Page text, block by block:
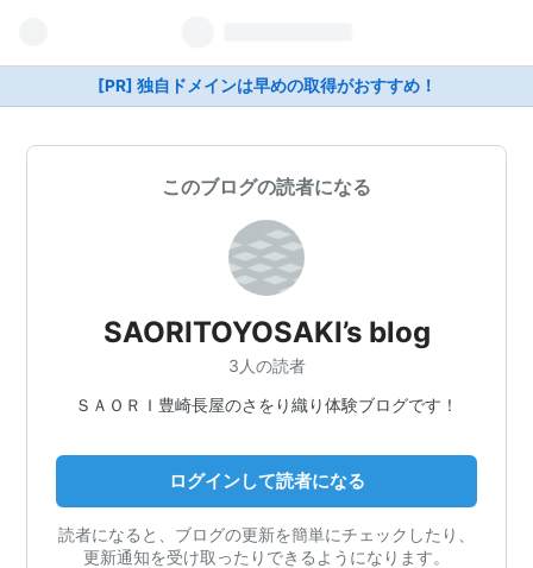
[PR] 独自ドメインは早めの取得がおすすめ！
このブログの読者になる
SAORITOYOSAKI’s blog
3人の読者
ＳＡＯＲＩ豊崎長屋のさをり織り体験ブログです！
ログインして読者になる
読者になると、ブログの更新を簡単にチェックしたり、
更新通知を受け取ったりできるようになります。